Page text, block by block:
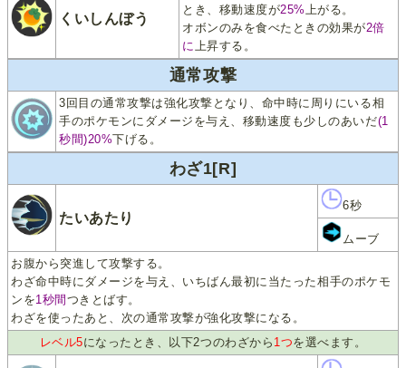
くいしんぼう
とき、移動速度が25%上がる。
オボンのみを食べたときの効果が2倍
に上昇する。
通常攻撃
3回目の通常攻撃は強化攻撃となり、命中時に周りにいる相
手のポケモンにダメージを与え、移動速度も少しのあいだ(1
秒間)20%下げる。
わざ1[R]
たいあたり
6秒
ムーブ
お腹から突進して攻撃する。
わざ命中時にダメージを与え、いちばん最初に当たった相手のポケモ
ンを1秒間 つきとばす。
わざを使ったあと、次の通常攻撃が強化攻撃になる。
レベル5になったとき、以下2つのわざから 1つを選べます。